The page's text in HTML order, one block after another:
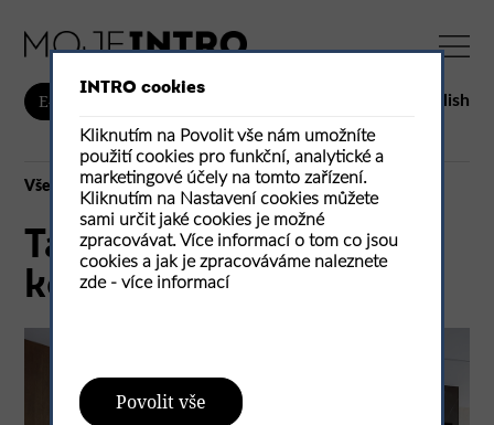
INTRO cookies
Kliknutím na Povolit vše nám umožníte
použití cookies pro funkční, analytické a
marketingové účely na tomto zařízení.
Kliknutím na Nastavení cookies můžete
sami určit jaké cookies je možné
zpracovávat. Více informací o tom co jsou
cookies a jak je zpracováváme naleznete
zde - více informací
Povolit vše
E-shop English
Vše
Tam, kde běžné dveře
končí